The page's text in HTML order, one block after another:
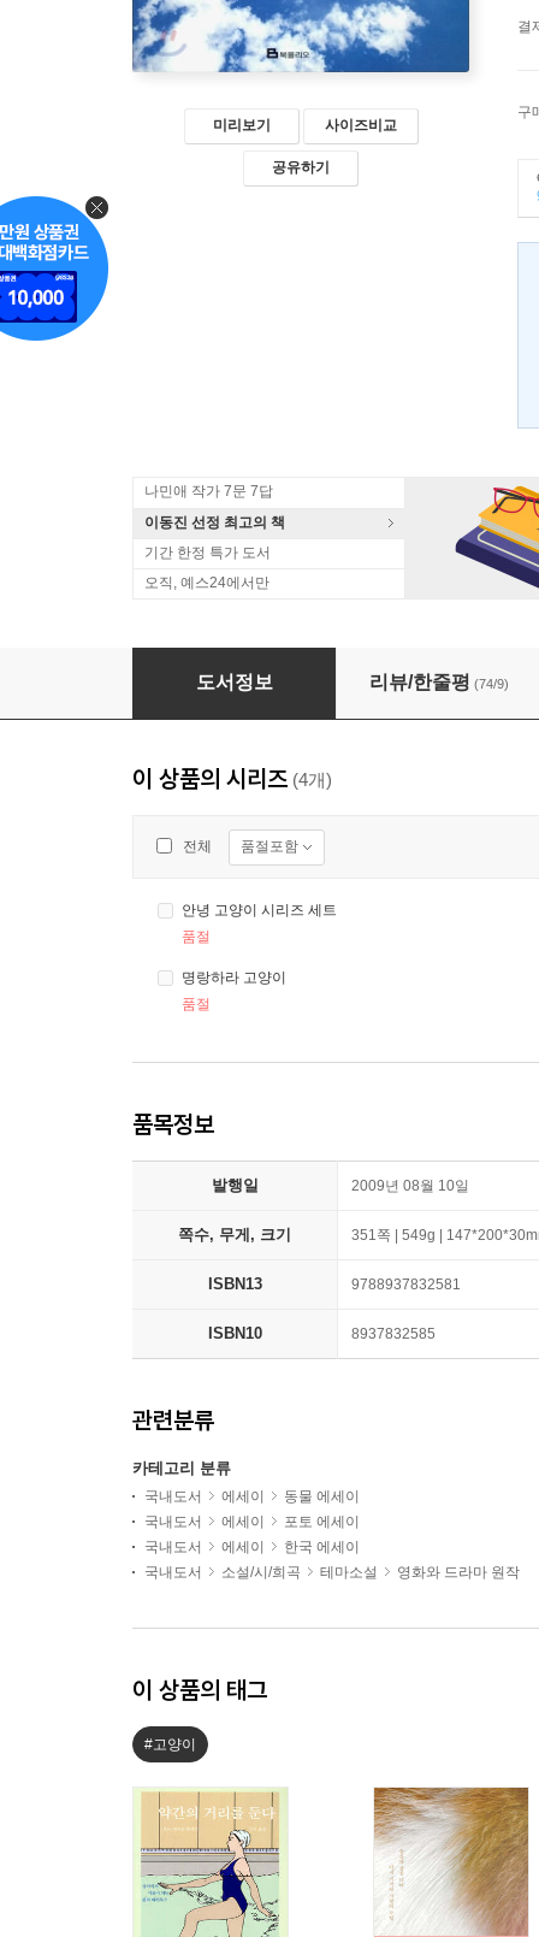
미리보기 사이즈비교
공유하기
결
구
나민애 작가 7문 7답
이동진 선정 최고의 책
기간 한정 특가 도서
오직, 예스24에서만
안녕, 고양이는 고마웠어요
도서정보 리뷰/한줄평 (74/9)
이 상품의 시리즈 (4개)
전체 품절포함
안녕 고양이 시리즈 세트
품절
명랑하라 고양이
품절
품목정보
발행일 2009년 08월 10일
쪽수, 무게, 크기 351쪽 | 549g |
ISBN13 9788937832581
ISBN10 8937832585
관련분류
카테고리 분류
국내도서 에세이
동물 에세이
국내도서
에세이
포토 에세이
국내도서
에세이
한국 에세이
국내도서
소설/시/희곡 테마소설 영화와 드라마 원작
이 상품의 태그
#고양이